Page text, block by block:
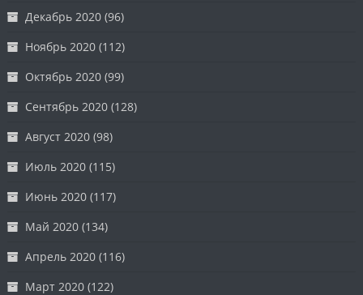
Декабрь 2020 (96)
Ноябрь 2020 (112)
Октябрь 2020 (99)
Сентябрь 2020 (128)
Август 2020 (98)
Июль 2020 (115)
Июнь 2020 (117)
Май 2020 (134)
Апрель 2020 (116)
Март 2020 (122)